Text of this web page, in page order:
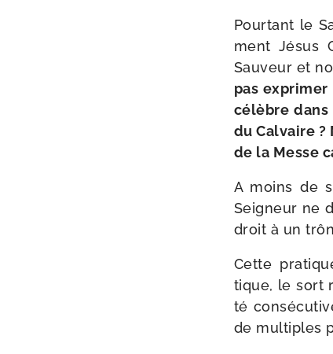
Pourtant le
ment Jésus
Sauveur et
pas
célèbre
du Calvaire ?
de la Messe
A moins de
Seigneur ne
droit à un
Cette
tique, le sort
té
de mul­tiples